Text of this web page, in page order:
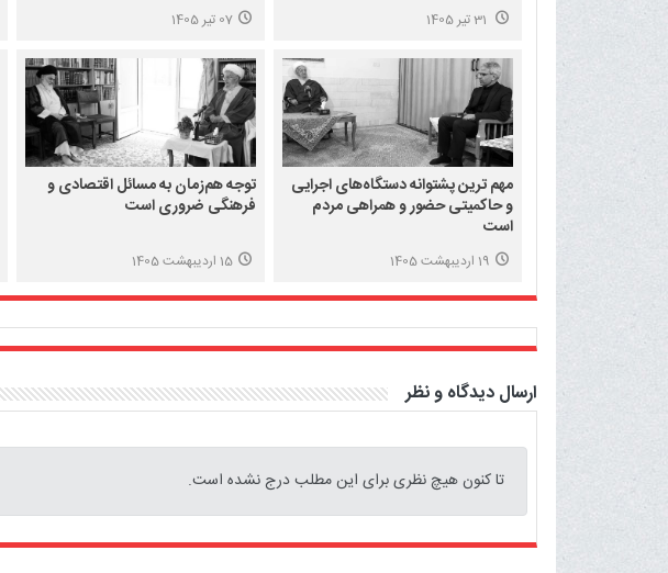
31 تیر 1405 07 تیر 1405
مهم ترین پشتوانه دستگاه‌های اجرایی
و حاکمیتی حضور و همراهی مردم
است
19 اردیبهشت 1405
توجه هم‌زمان به مسائل اقتصادی و
فرهنگی ضروری است
15 اردیبهشت 1405
ارسال دیدگاه و نظر
تا کنون هیچ نظری برای این مطلب درج نشده است.